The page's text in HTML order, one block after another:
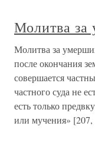
Молитва за
Молитва за
после окончания
совершается
частного суда не
есть только
или мучения» [207,